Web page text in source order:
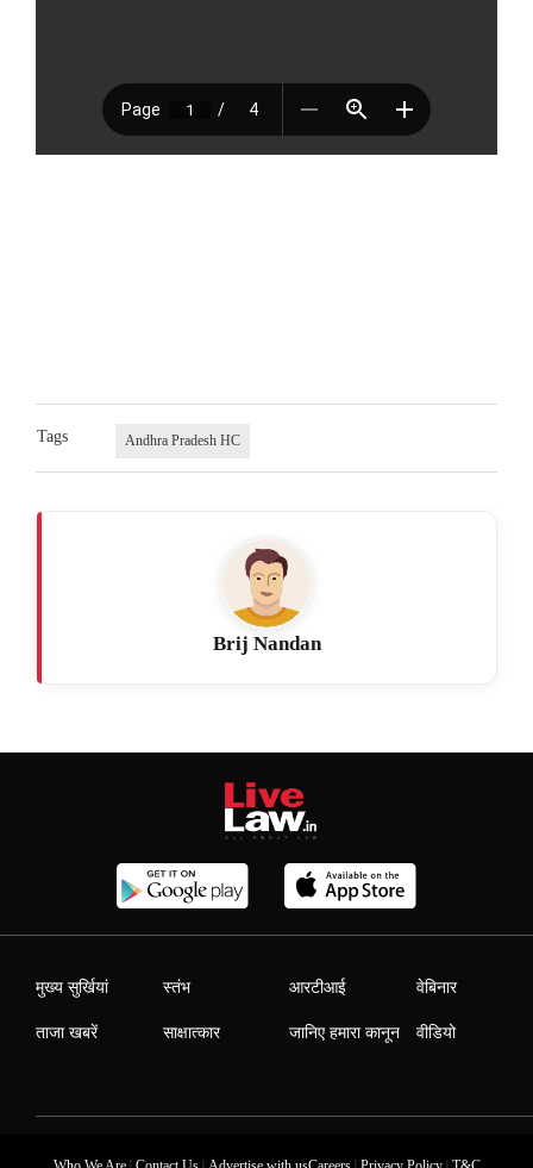
Tags Andhra Pradesh HC
Brij Nandan
मुख्य सुर्खियां
ताजा खबरें
स्तंभ
साक्षात्कार
आरटीआई
जानिए हमारा कानून
वेबिनार
वीडियो